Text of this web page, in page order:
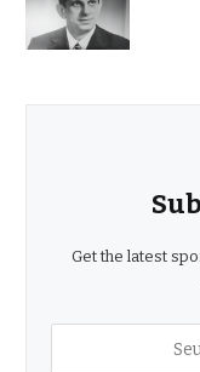
Get the latest